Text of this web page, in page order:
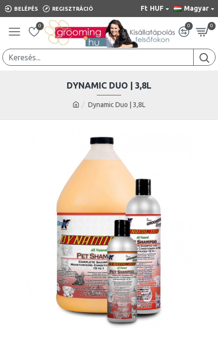
BELÉPÉS REGISZTRÁCIÓ Ft HUF Magyar
0 0 0
Dynamic Duo | 3,8L
DYNAMIC DUO | 3,8L